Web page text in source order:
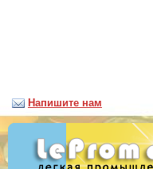
Напишите нам